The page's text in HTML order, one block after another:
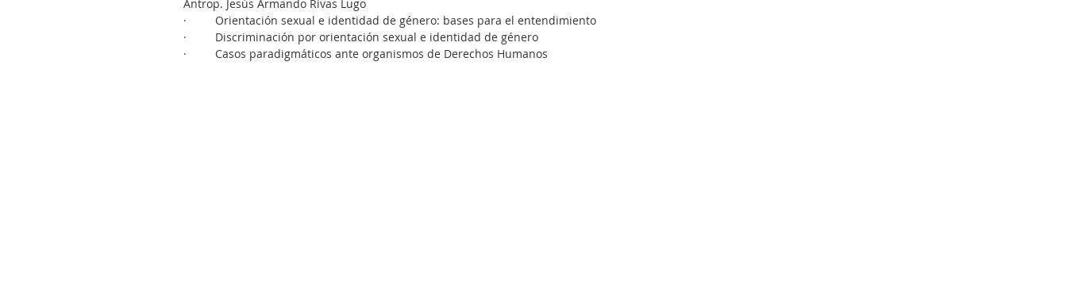
Antrop. Jesús Armando Rivas Lugo
·         Orientación sexual e identidad de género: bases para el entendimiento
·         Discriminación por orientación sexual e identidad de género
·         Casos paradigmáticos ante organismos de Derechos Humanos